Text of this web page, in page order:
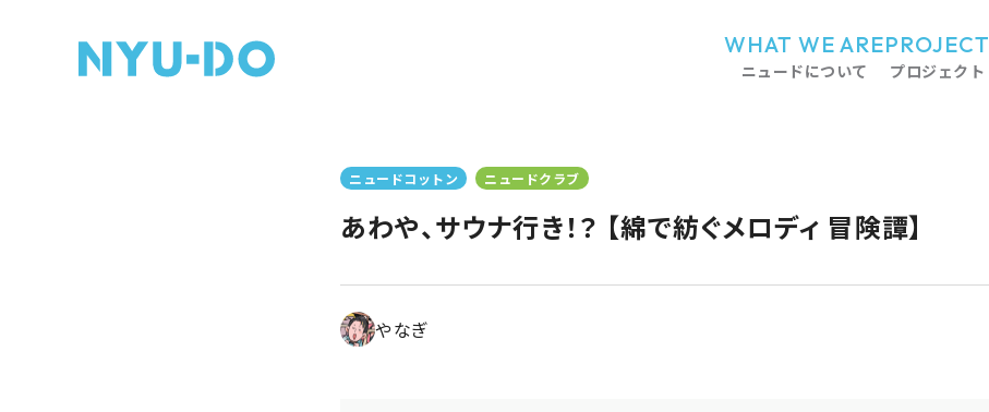
WHAT WE ARE
ニュードについて
PROJECT
プロジェクト
ニュードコットン ニュードクラブ
あわや、サウナ行き！？ 【綿で紡ぐメロディ 冒険譚】
やなぎ